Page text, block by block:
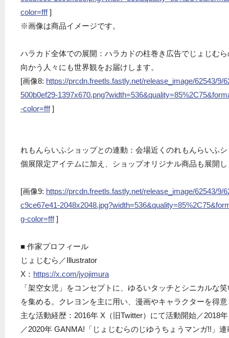
color=fff]
※画像は商品イメージです。
ハラカド全体での展開：ハラカドの柱巻き広告でじょじむ
向かう人々にも世界観をお届けします。
[画像8: https://prcdn.freetls.fastly.net/release_image/62543/9/
500b0ef29-
-color=fff]
れもんらいふショップとの連動：会場近くのれもんらいふ
個展限定アイテムに加え、ショップオリジナル商品も展開
[画像9: https://prcdn.freetls.fastly.net/release_image/62543/9/
c9ce67e41-
g-color=fff]
■ 作家プロフィール
じょじむら／Illustrator
X： https://x.com/jyojimura
「架空女児」をコンセプトに、ゆるいタッチとシニカルな
を集める。クレヨンを主に用い、漫画やキャラクターを得
主な活動経歴：2016年 X（旧Twitter）にて活動開始／2018
／2020年 GANMA!「じょじむらのじゆうちょうマンガ!!」